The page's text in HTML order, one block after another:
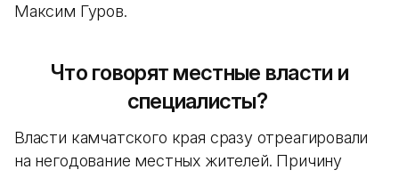
Максим Гуров.
Что говорят местные власти и
специалисты?
Власти камчатского края сразу отреагировали
на негодование местных жителей. Причину